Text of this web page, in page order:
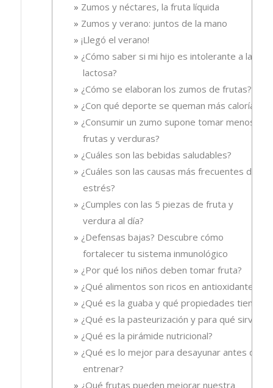
Zumos y néctares, la fruta líquida
Zumos y verano: juntos de la mano
¡Llegó el verano!
¿Cómo saber si mi hijo es intolerante a la
lactosa?
¿Cómo se elaboran los zumos de frutas?
¿Con qué deporte se queman más calorías?
¿Consumir un zumo supone tomar menos
frutas y verduras?
¿Cuáles son las bebidas saludables?
¿Cuáles son las causas más frecuentes del
estrés?
¿Cumples con las 5 piezas de fruta y
verdura al día?
¿Defensas bajas? Descubre cómo
fortalecer tu sistema inmunológico
¿Por qué los niños deben tomar fruta?
¿Qué alimentos son ricos en antioxidantes?
¿Qué es la guaba y qué propiedades tiene?
¿Qué es la pasteurización y para qué sirve?
¿Qué es la pirámide nutricional?
¿Qué es lo mejor para desayunar antes de
entrenar?
¿Qué frutas pueden mejorar nuestra